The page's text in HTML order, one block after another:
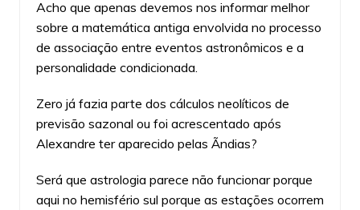
Acho que apenas devemos nos informar melhor
sobre a matemática antiga envolvida no processo
de associação entre eventos astronômicos e a
personalidade condicionada.
Zero já fazia parte dos cálculos neolíticos de
previsão sazonal ou foi acrescentado após
Alexandre ter aparecido pelas Ãndias?
Será que astrologia parece não funcionar porque
aqui no hemisfério sul porque as estações ocorrem